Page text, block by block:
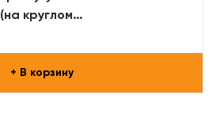
круглом
+ В корзину